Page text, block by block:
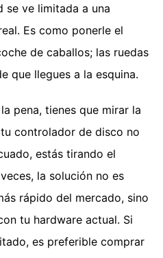
se ve limitada a una
Es como ponerle el
de caballos; las ruedas
que llegues a la esquina.
pena, tienes que mirar la
controlador de disco no
estás tirando el
la solución no es
rápido del mercado, sino
tu hardware actual. Si
es preferible comprar